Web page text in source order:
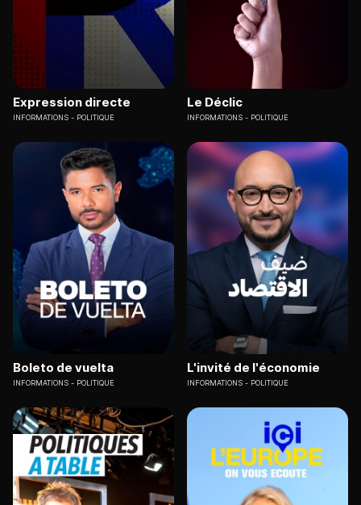
Expression directe
INFORMATIONS POLITIQUE
Le Déclic
INFORMATIONS POLITIQUE
Boleto de vuelta
INFORMATIONS POLITIQUE
L'invité de l'économie
INFORMATIONS POLITIQUE